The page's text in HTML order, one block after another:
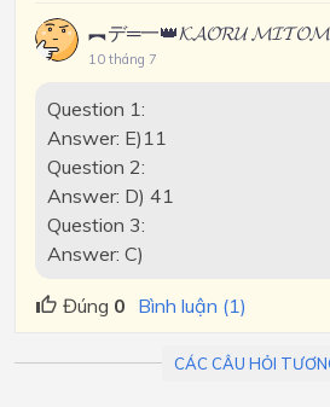
︻デ═一👑𝓚𝓐𝓞𝓡𝓤
10 tháng 7
Question 1:
Answer: E)11
Question 2:
Answer: D) 41
Question 3:
Answer: C)
Đúng 0 Bình luận (1)
CÁC CÂU HỎI